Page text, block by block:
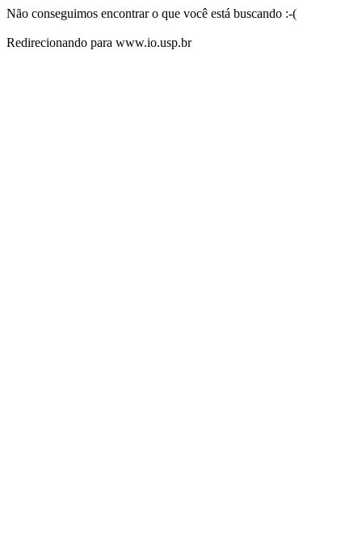
Não conseguimos encontrar o que você está buscando :-(
Redirecionando para www.io.usp.br